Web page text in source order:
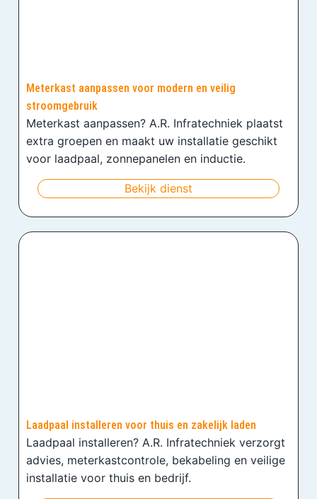
Meterkast aanpassen voor modern en veilig
stroomgebruik
Meterkast aanpassen? A.R. Infratechniek plaatst
extra groepen en maakt uw installatie geschikt
voor laadpaal, zonnepanelen en inductie.
Bekijk dienst
Laadpaal installeren voor thuis en zakelijk laden
Laadpaal installeren? A.R. Infratechniek verzorgt
advies, meterkastcontrole, bekabeling en veilige
installatie voor thuis en bedrijf.